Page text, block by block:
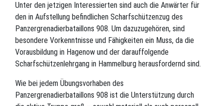
Unter den jetzigen Interessierten sind auch die Anwärter für
den in Aufstellung befindlichen Scharfschützenzug des
Panzergrenadierbataillons 908. Um dazuzugehören, sind
besondere Vorkenntnisse und Fähigkeiten ein Muss, da die
Vorausbildung in Hagenow und der darauffolgende
Scharfschützenlehrgang in Hammelburg herausfordernd sind.
Wie bei jedem Übungsvorhaben des
Panzergrenadierbataillons 908 ist die Unterstützung durch